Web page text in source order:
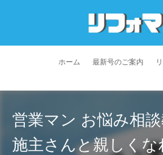
ホーム 最新号のご案内
プライバシーポリシー 利用規
営業マン お悩み相
施主さんと親しく